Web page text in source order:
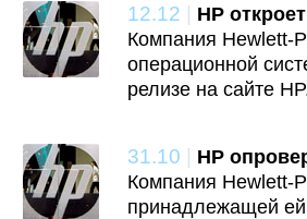
12.12 | HP
Компания Hewlett-
операционной
релизе на сайте
31.10 | HP
Компания Hewlett-
принадлежащей